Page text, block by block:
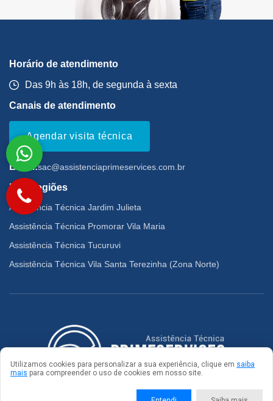
Horário de atendimento
Das 9h às 18h, de segunda à sexta
Canais de atendimento
Agendar visita técnica
Email:sac@assistenciaprimeservices.com.br
Mais regiões
Assistência Técnica Jardim Julieta
Assistência Técnica Promorar Vila Maria
Assistência Técnica Tucuruvi
Assistência Técnica Vila Santa Terezinha (Zona Norte)
© 2026. Todos os direitos reservados
Utilizamos cookies para personalizar a sua experiência, clique em saiba
mais para compreender o uso de cookies em nosso site.